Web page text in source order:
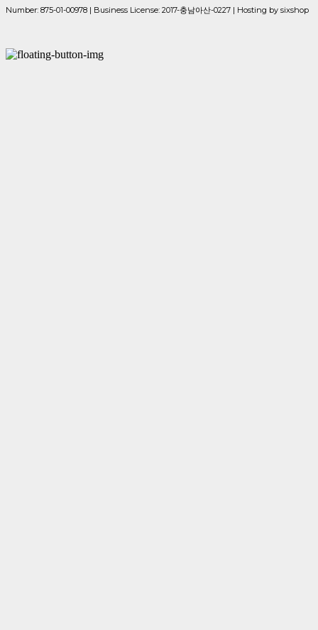
Number: 875-01-00978 | Business License: 2017-충남아산-0227 | Hosting by sixshop